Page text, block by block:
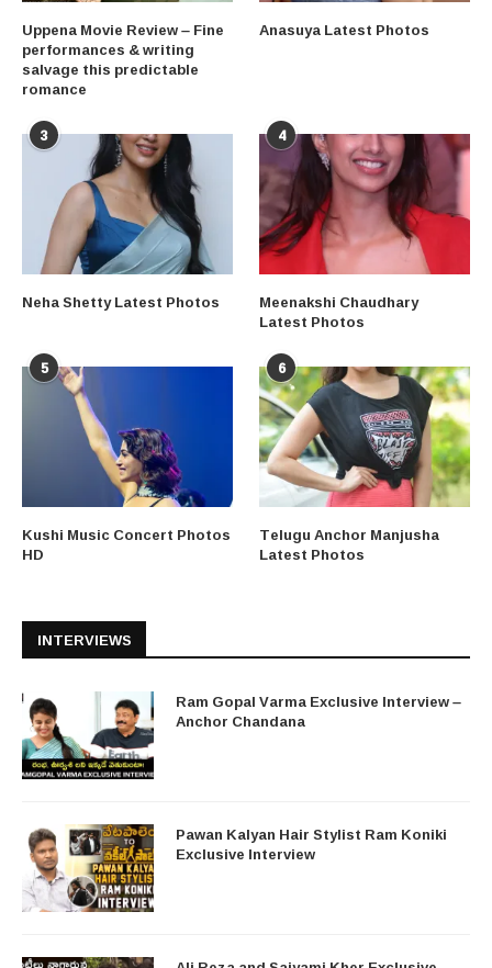
Uppena Movie Review – Fine
performances & writing
salvage this predictable
romance
Anasuya Latest Photos
3
Neha Shetty Latest Photos
4
Meenakshi Chaudhary
Latest Photos
5
Kushi Music Concert Photos
HD
6
Telugu Anchor Manjusha
Latest Photos
INTERVIEWS
Ram Gopal Varma Exclusive Interview –
Anchor Chandana
Pawan Kalyan Hair Stylist Ram Koniki
Exclusive Interview